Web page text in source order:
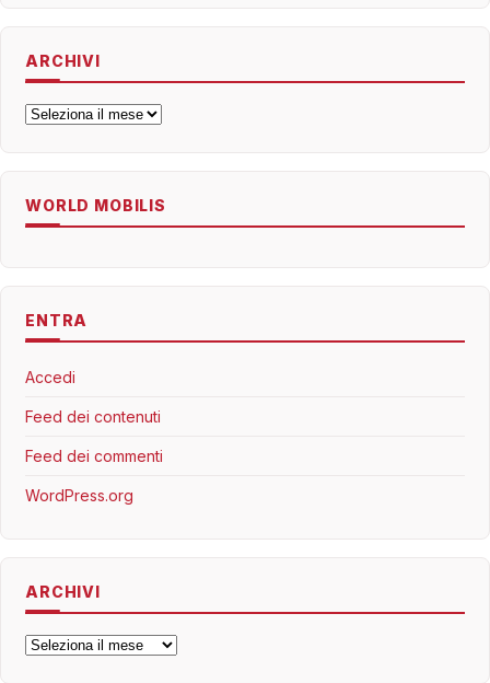
ARCHIVI
Archivi
WORLD MOBILIS
ENTRA
Accedi
Feed dei contenuti
Feed dei commenti
WordPress.org
ARCHIVI
Archivi